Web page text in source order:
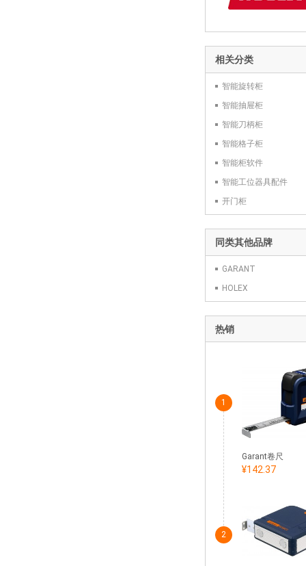
相关分类
智能旋转柜
智能抽屉柜
智能刀柄柜
智能格子柜
智能柜软件
智能工位器具配件
开门柜
同类其他品牌
GARANT
HOLEX
热销
1
2
Garant卷尺
¥142.37